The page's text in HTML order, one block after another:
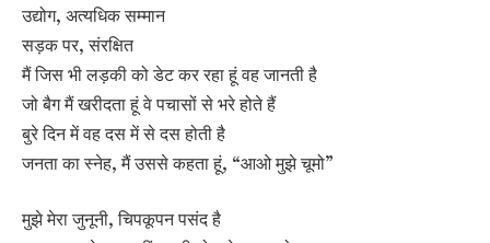
उद्योग, अत्यधिक सम्मान
सड़क पर, संरक्षित
मैं जिस भी लड़की को डेट कर रहा हूं वह जानती है
जो बैग मैं खरीदता हूं वे पचासों से भरे होते हैं
बुरे दिन में वह दस में से दस होती है
जनता का स्नेह, मैं उससे कहता हूं, “आओ मुझे चूमो”
मुझे मेरा जुनूनी, चिपकूपन पसंद है